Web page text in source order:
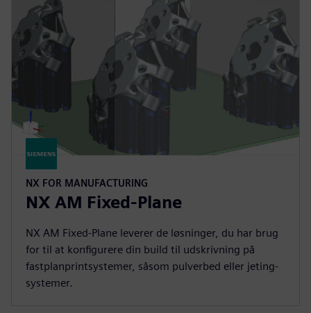
NX FOR MANUFACTURING
NX AM Fixed-Plane
NX AM Fixed-Plane leverer de løsninger, du har brug
for til at konfigurere din build til udskrivning på
fastplanprintsystemer, såsom pulverbed eller jeting-
systemer.